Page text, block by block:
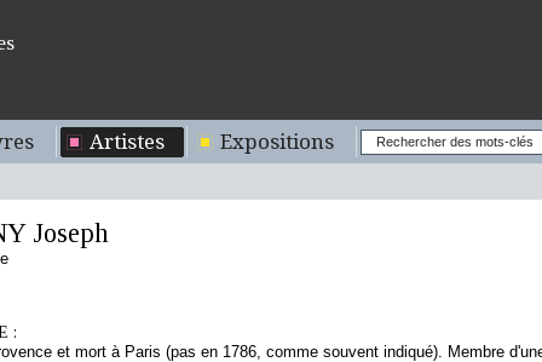
Artistes Expositions
Joseph
:
et mort à Paris (pas en 1786, comme souvent indiqué). Membre